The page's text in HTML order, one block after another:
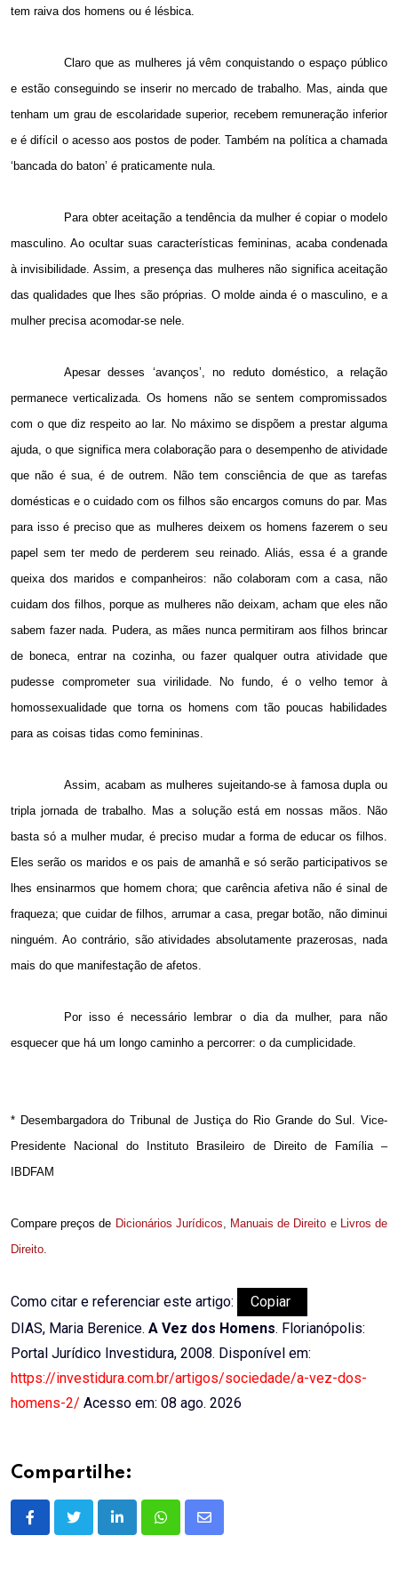
tem raiva dos homens ou é lésbica.
Claro que as mulheres já vêm conquistando o espaço público
e estão conseguindo se inserir no mercado de trabalho. Mas, ainda que
tenham um grau de escolaridade superior, recebem remuneração inferior
e é difícil o acesso aos postos de poder. Também na política a chamada
‘bancada do baton’ é praticamente nula.
Para obter aceitação a tendência da mulher é copiar o modelo
masculino. Ao ocultar suas características femininas, acaba condenada
à invisibilidade. Assim, a presença das mulheres não significa aceitação
das qualidades que lhes são próprias. O molde ainda é o masculino, e a
mulher precisa acomodar-se nele.
Apesar desses ‘avanços’, no reduto doméstico, a relação
permanece verticalizada. Os homens não se sentem compromissados
com o que diz respeito ao lar. No máximo se dispõem a prestar alguma
ajuda, o que significa mera colaboração para o desempenho de atividade
que não é sua, é de outrem. Não tem consciência de que as tarefas
domésticas e o cuidado com os filhos são encargos comuns do par. Mas
para isso é preciso que as mulheres deixem os homens fazerem o seu
papel sem ter medo de perderem seu reinado. Aliás, essa é a grande
queixa dos maridos e companheiros: não colaboram com a casa, não
cuidam dos filhos, porque as mulheres não deixam, acham que eles não
sabem fazer nada. Pudera, as mães nunca permitiram aos filhos brincar
de boneca, entrar na cozinha, ou fazer qualquer outra atividade que
pudesse comprometer sua virilidade. No fundo, é o velho temor à
homossexualidade que torna os homens com tão poucas habilidades
para as coisas tidas como femininas.
Assim, acabam as mulheres sujeitando-se à famosa dupla ou
tripla jornada de trabalho. Mas a solução está em nossas mãos. Não
basta só a mulher mudar, é preciso mudar a forma de educar os filhos.
Eles serão os maridos e os pais de amanhã e só serão participativos se
lhes ensinarmos que homem chora; que carência afetiva não é sinal de
fraqueza; que cuidar de filhos, arrumar a casa, pregar botão, não diminui
ninguém. Ao contrário, são atividades absolutamente prazerosas, nada
mais do que manifestação de afetos.
Por isso é necessário lembrar o dia da mulher, para não
esquecer que há um longo caminho a percorrer: o da cumplicidade.
* Desembargadora do Tribunal de Justiça do Rio Grande do Sul. Vice-
Presidente Nacional do Instituto Brasileiro de Direito de Família –
IBDFAM
Compare preços de Dicionários Jurídicos, Manuais de Direito e Livros de
Direito.
Como citar e referenciar este artigo:
Copiar
DIAS, Maria Berenice. A Vez dos Homens. Florianópolis:
Portal Jurídico Investidura, 2008. Disponível em:
https://investidura.com.br/artigos/sociedade/a-vez-dos-
homens-2/ Acesso em: 08 ago. 2026
Compartilhe:
LinkedInWhatsappShare